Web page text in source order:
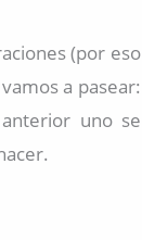
(por eso
a pasear:
uno se